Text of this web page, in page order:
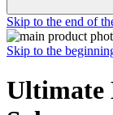
Skip to the end of
Skip to the
Ultimate